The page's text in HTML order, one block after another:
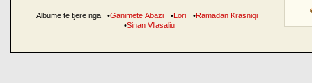
Albume të tjerë nga •Ganimete Abazi •Lori •Ramadan Krasniqi
•Sinan Vllasaliu